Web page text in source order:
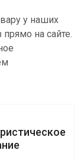
у наших
на сайте.